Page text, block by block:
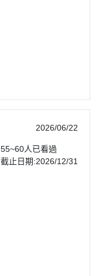
2026/06/22
55~60人已看過
截止日期:2026/12/31